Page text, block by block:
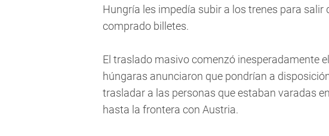
Hungría les impedía subir a los trenes para salir
comprado billetes.
El traslado masivo comenzó inesperadamente
húngaras anunciaron que pondrían a
trasladar a las personas que estaban varadas
hasta la frontera con Austria.